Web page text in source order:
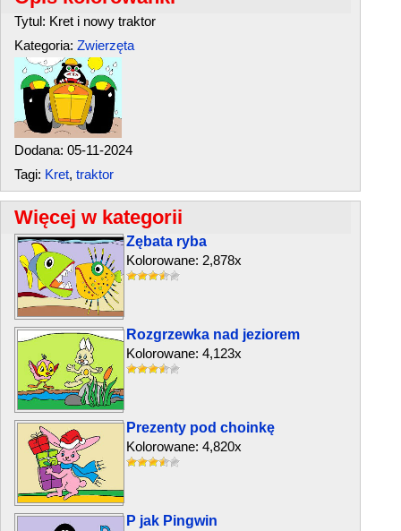
Tytul: Kret i nowy traktor
Kategoria: Zwierzęta
Dodana: 05-11-2024
Tagi: Kret, traktor
Więcej w kategorii
Zębata ryba
Kolorowane: 2,878x
Rozgrzewka nad jeziorem
Kolorowane: 4,123x
Prezenty pod choinkę
Kolorowane: 4,820x
P jak Pingwin